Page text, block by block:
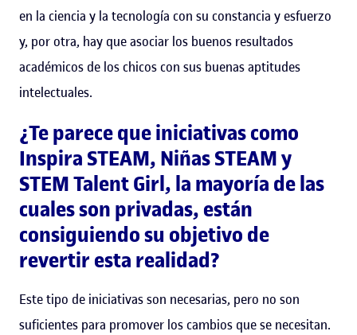
en la ciencia y la tecnología con su constancia y esfuerzo
y, por otra, hay que asociar los buenos resultados
académicos de los chicos con sus buenas aptitudes
intelectuales.
¿Te parece que iniciativas como
Inspira STEAM, Niñas STEAM y
STEM Talent Girl, la mayoría de las
cuales son privadas, están
consiguiendo su objetivo de
revertir esta realidad?
Este tipo de iniciativas son necesarias, pero no son
suficientes para promover los cambios que se necesitan.